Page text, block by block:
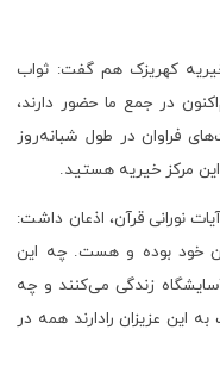
کهریزک هم گفت: ثواب
در جمع ما حضور دارند،
فراوان در طول شبانه‌روز
این مرکز خیریه هستید.
نورانی قرآن، اذعان داشت:
خود بوده و هست. چه این
زندگی می‌کنند و چه
عزیزان رادارند همه در